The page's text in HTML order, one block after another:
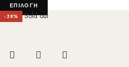
ΕΠΙΛΟΓΉ
-38% Sold out